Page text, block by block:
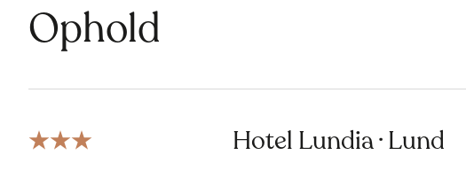
Ophold
Hotel Lundia · Lund